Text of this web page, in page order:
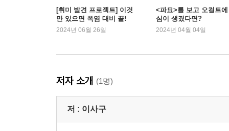
[취미 발견 프로젝트] 이것
만 있으면 폭염 대비 끝!
2024년 06월 26일
<파묘>를 보고 오컬트
심이 생겼다면?
2024년 04월 04일
저자 소개 (1명)
저 : 이사구